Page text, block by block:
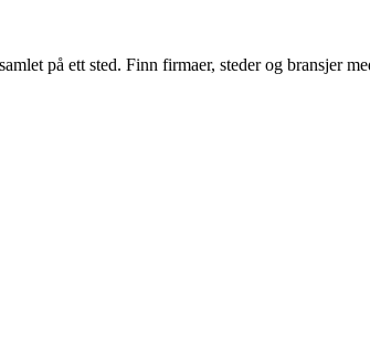
på ett sted. Finn firmaer, steder og bransjer